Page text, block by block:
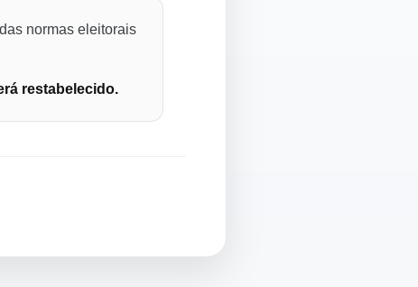
normas eleitorais
restabelecido.